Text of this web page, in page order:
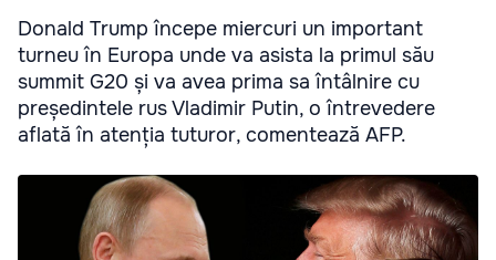
Donald Trump începe miercuri un important
turneu în Europa unde va asista la primul său
summit G20 și va avea prima sa întâlnire cu
președintele rus Vladimir Putin, o întrevedere
aflată în atenția tuturor, comentează AFP.